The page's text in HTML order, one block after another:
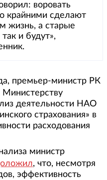
воровать
крайними сделают
жизнь, а старые
и будут»,
премьер-министр РК
Министерству
деятельности НАО
страхования» в
расходования
министр
, что, несмотря
эффективность